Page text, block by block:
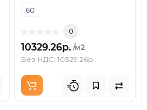
60
0
10329.26р. /м2
Без НДС: 10329.26р.